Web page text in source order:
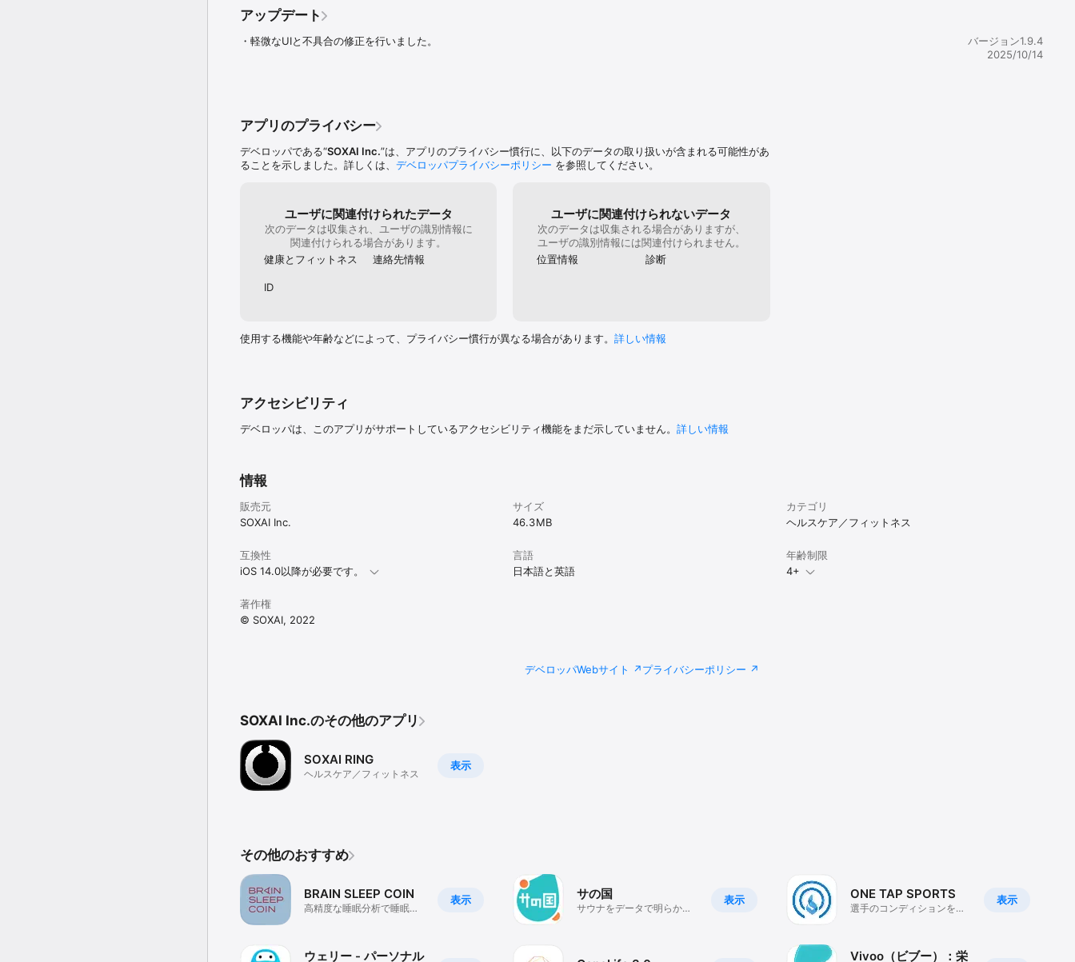
も勧めて、実際購入した人も居ます。厳しい意見も多いと思うけど、叱咤激
励と解釈して、より一層の良い商品を、サービスを構築して下さい。ちなみ
に私は八ヶ月使用して、二度送って、新しい物に交換して頂きました。
す。また、アクティビティの検出には雨のような水分検知は含まれておりま
合には、手動でそれらの情報を修正することができます。今後も精度改善に
えできるよう、引き続き研究開発とサービス向上に全力を尽くしてまいりま
すので、今後ともどうぞよろしくお願いいたします。ーーーーーーーーーー
ーーーーーーーヒロマル？様、最新のレビューに更新していただきありがと
うございます。良い点と改善点を挙げていただき大変参考になります。特に
けますと幸いです。
待してアップデートを待ちましたが、今回、リング1.1を発売し古いリング使
用者は切り捨てごめんでしょう。SOXAIリング1.1専用のアプリを作成してい
て驚きです。決済機能やスマートリングでもなくAIチックな少々の機能追加
接触や違和感がある時が有り、小指や薬指に嵌めるサイズにした方が生活に
馴染み易そうに思えます。充電器の位置決めがリング内側センサーの凸部を
アップデート
・軽微なUIと不具合の修正を行いました。
バージョン1.9.4
2025/10/14
アプリのプライバシー
デベロッパである“SOXAI Inc.”は、アプリのプライバシー慣行に、以下のデータの取り扱いが含まれる可能性があ
ることを示しました。詳しくは、 デベロッパプライバシーポリシー を参照してください。
ユーザに関連付けられたデータ
次のデータは収集され、ユーザの識別情報に
関連付けられる場合があります。
健康とフィットネス
連絡先情報
ID
ユーザに関連付けられないデータ
次のデータは収集される場合がありますが、
ユーザの識別情報には関連付けられません。
位置情報
診断
使用する機能や年齢などによって、プライバシー慣行が異なる場合があります。 詳しい情報
アクセシビリティ
デベロッパは、このアプリがサポートしているアクセシビリティ機能をまだ示していません。 詳しい情報
情報
販売元
SOXAI Inc.
サイズ
46.3 MB
カテゴリ
ヘルスケア／フィットネス
互換性
iOS 14.0以降が必要です。
言語
日本語と英語
年齢制限
4+
著作権
© SOXAI, 2022
デベロッパWebサイト プライバシーポリシー
SOXAI Inc.のその他のアプリ
表示
SOXAI RING
ヘルスケア／フィットネス
その他のおすすめ
表示
BRAIN SLEEP COIN
高精度な睡眠分析で睡眠改
ウェリー - パーソナル
表示
サの国
サウナをデータで明らか
表示
ONE TAP SPORTS
選手のコンディションをデ
Vivoo（ビブー）：栄